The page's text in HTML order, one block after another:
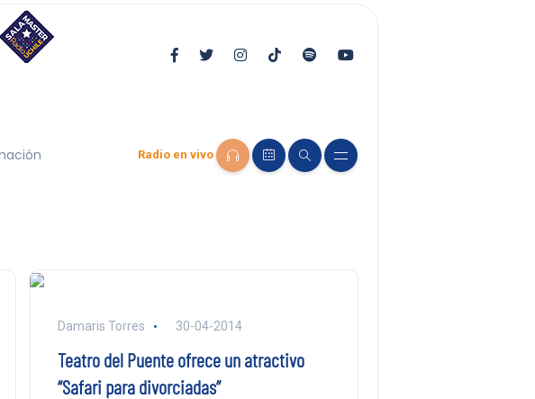
Radio en vivo
Damaris Torres 30-04-2014
Teatro del Puente ofrece un atractivo
“Safari para divorciadas”